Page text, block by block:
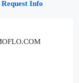
Request Info